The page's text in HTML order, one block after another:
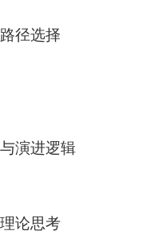
径选择
演进逻辑
论思考